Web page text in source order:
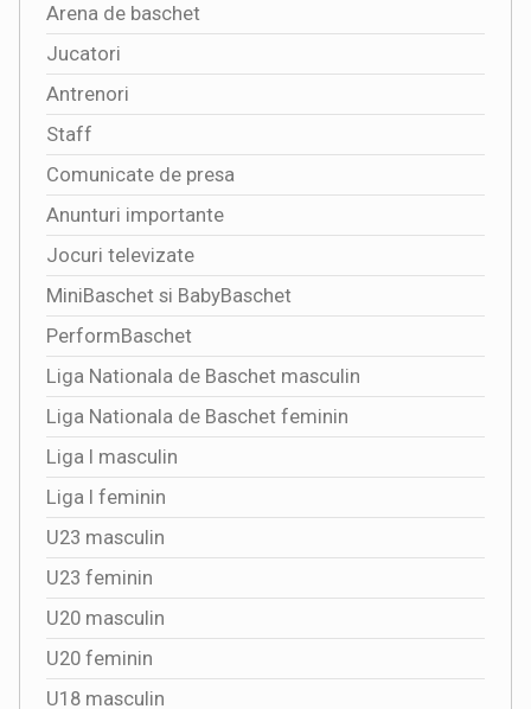
Arena de baschet
Jucatori
Antrenori
Staff
Comunicate de presa
Anunturi importante
Jocuri televizate
MiniBaschet si BabyBaschet
PerformBaschet
Liga Nationala de Baschet masculin
Liga Nationala de Baschet feminin
Liga I masculin
Liga I feminin
U23 masculin
U23 feminin
U20 masculin
U20 feminin
U18 masculin